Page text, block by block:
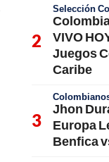
Selección
VIVO
Juegos
Caribe
Jhon
Europa
Benfica